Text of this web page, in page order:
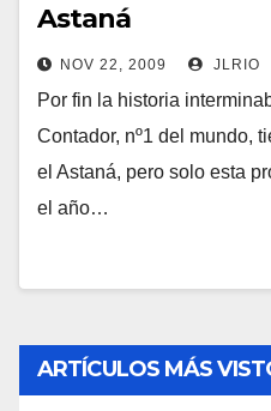
Astaná
NOV 22, 2009 JLRIO
Por fin la historia
Contador, nº1 del mundo,
el Astaná, pero solo esta
el año…
ARTÍCULOS MÁS